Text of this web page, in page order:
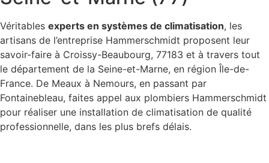
Véritables experts en systèmes de climatisation, les
artisans de l’entreprise Hammerschmidt proposent leur
savoir-faire à Croissy-Beaubourg, 77183 et à travers tout
le département de la Seine-et-Marne, en région Île-de-
France. De Meaux à Nemours, en passant par
Fontainebleau, faites appel aux plombiers Hammerschmidt
pour réaliser une installation de climatisation de qualité
professionnelle, dans les plus brefs délais.